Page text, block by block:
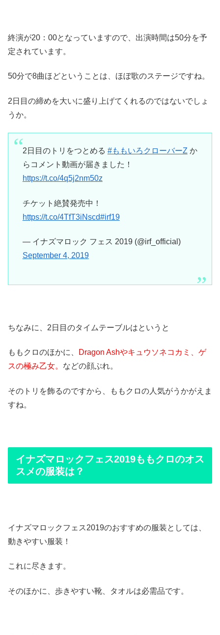
終演が20：00となっていますので、出演時間は50分を予
定されています。
50分で8曲ほどということは、ほぼ歌のステージですね。
2日目の締めを大いに盛り上げてくれるのではないでしょ
うか。
2日目のトリをつとめる #ももいろクローバーZか
らコメント動画が届きました！
https://t.co/4q5j2nm50z
チケット絶賛発売中！
https://t.co/4TfT3iNscd#irf19
— イナズマロック フェス 2019 (@irf_official)
September 4, 2019
ちなみに、2日目のタイムテーブルはというと
ももクロのほかに、
Dragon Ashやキュウソネコカミ、ゲ
スの極み乙女。 などの顔ぶれ。
そのトリを飾るのですから、ももクロの人気がうかがえま
すね。
イナズマロックフェス2019ももクロのオス
スメの服装は？
イナズマロックフェス2019のおすすめの服装としては、
動きやすい服装！
これに尽きます。
そのほかに、歩きやすい靴、タオルは必需品です。